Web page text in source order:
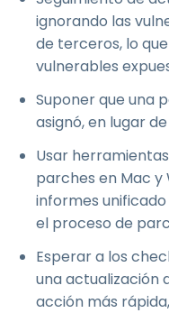
ignorando las
de terceros, lo
vulnerables
Suponer que una
asignó, en lugar
Usar
parches en Mac y
informes
el proceso de
Esperar a los
una actualización
acción más